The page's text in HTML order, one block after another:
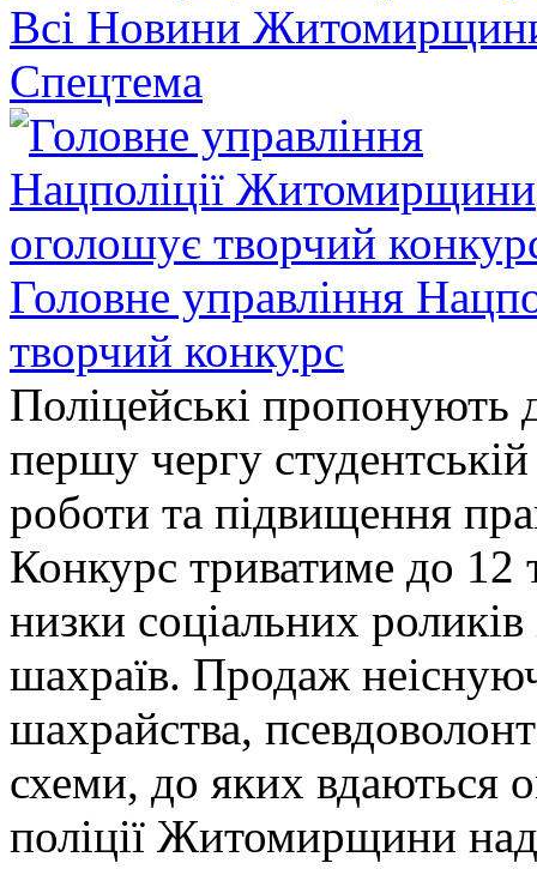
Всі Новини
Спецтема
Головне управління
творчий конкурс
Поліцейські пропонують
першу чергу
роботи та підвищення
Конкурс триватиме до 12
низки соціальних
шахраїв. Продаж
шахрайства,
схеми, до яких
поліції Житомирщини